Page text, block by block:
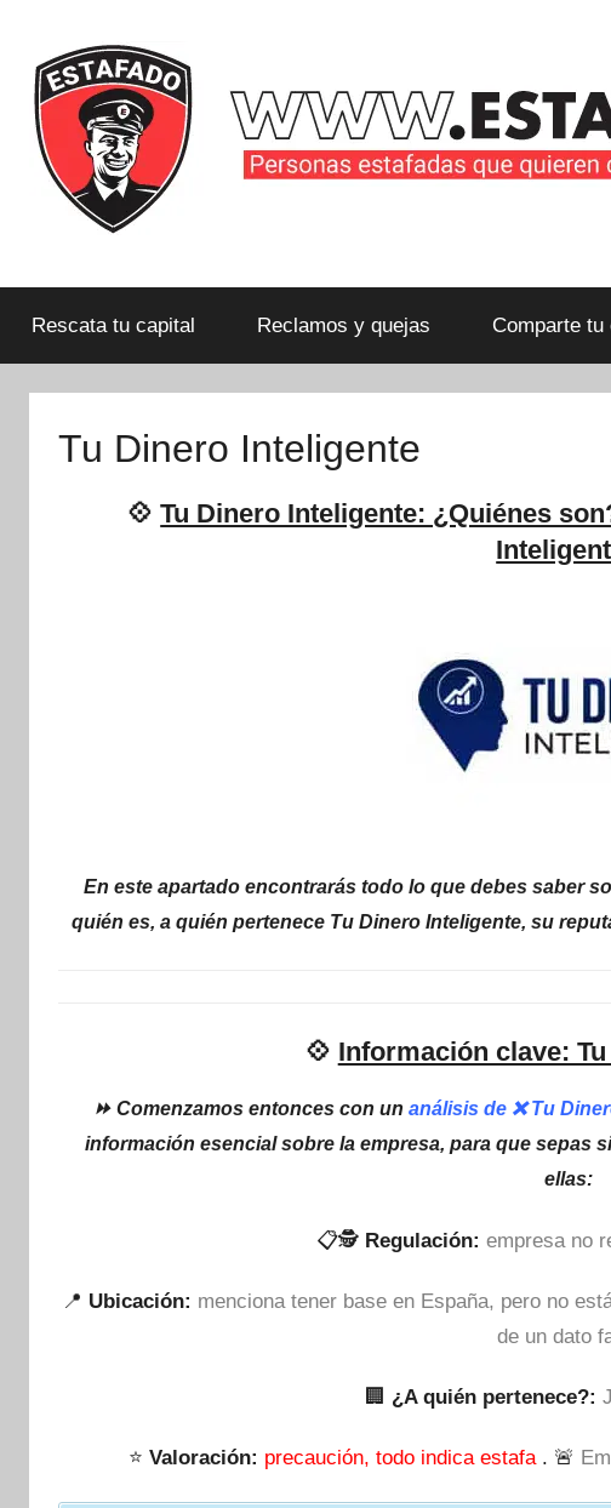
contenido
estafadas
que
Rescata tu capital Reclamos y quejas Comparte tu
Tu Dinero Inteligente
💠Tu Dinero Inteligente: ¿Quiénes
En este apartado encontrarás todo lo que debes saber
quién es, a quién pertenece Tu Dinero Inteligente, su
💠 Información clave:
⏩ Comenzamos entonces con unanálisis de ❌ Tu
información esencial sobre la empresa, para que sepas
ellas:
📋🕵 Regulación: empresa no
📍 Ubicación: menciona tener base en España, pero no
de un dato
🏢 ¿A quién pertenece?:
⭐ Valoración: precaución, todo indica estafa . 🚨